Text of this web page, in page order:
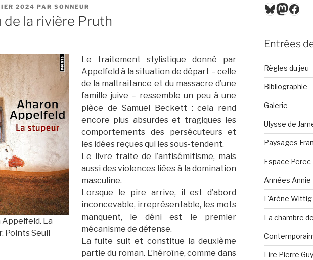
2024 PAR SONNEUR
de la rivière Pruth
La
Points Seuil
Le traitement stylistique donné par
Appelfeld à la situation de départ – celle
de la maltraitance et du massacre d’une
famille juive – ressemble un peu à une
pièce de Samuel Beckett : cela rend
encore plus absurdes et tragiques les
comportements des persécuteurs et
les idées reçues qui les sous-tendent.
Le livre traite de l’antisémitisme, mais
aussi des violences liées à la domination
masculine.
Lorsque le pire arrive, il est d’abord
inconcevable, irreprésentable, les mots
manquent, le déni est le premier
mécanisme de défense.
La fuite suit et constitue la deuxième
partie du roman. L’héroïne, comme dans
Bluesky
Entrées
Règles du jeu
Bibliographie
Galerie
Ulysse de
Paysages
Espace Perec
Années Annie
L'Arène Wittig
La chambre
Lire Pierre